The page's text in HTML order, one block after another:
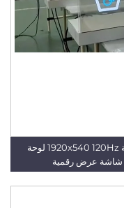
BOE شاشة OLED شفافة مقاس 49 بوصة 1920x540 120Hz لوحة